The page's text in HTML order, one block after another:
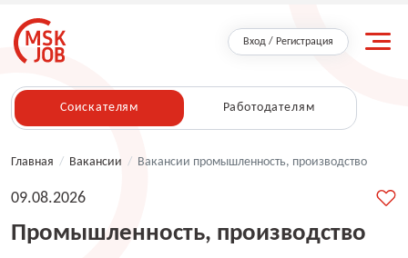
Вход / Регистрация
Соискателям Работодателям
Главная / Вакансии / Вакансии промышленность, производство
Промышленность, производство
09.08.2026